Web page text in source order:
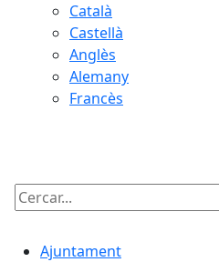
Català
Castellà
Anglès
Alemany
Francès
Cercar:
Ajuntament